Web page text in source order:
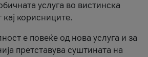
услуга во вистинска
корисниците.
е повеќе од нова услуга и за
претставува суштината на